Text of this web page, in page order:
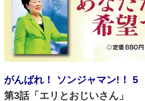
がんばれ！ ソンジャマン!！ 5
第3話「エリとおじいさん」